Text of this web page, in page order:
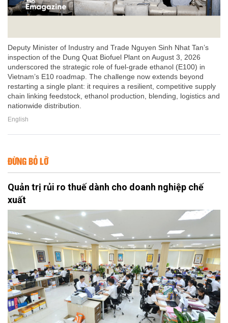
Deputy Minister of Industry and Trade Nguyen Sinh Nhat Tan’s
inspection of the Dung Quat Biofuel Plant on August 3, 2026
underscored the strategic role of fuel-grade ethanol (E100) in
Vietnam’s E10 roadmap. The challenge now extends beyond
restarting a single plant: it requires a resilient, competitive supply
chain linking feedstock, ethanol production, blending, logistics and
nationwide distribution.
English
ĐỪNG BỎ LỠ
Quản trị rủi ro thuế dành cho doanh nghiệp chế
xuất